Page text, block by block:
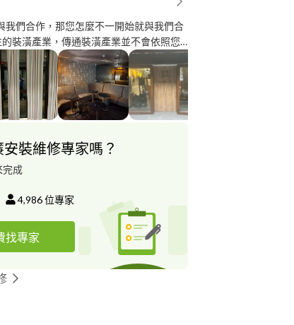
我們合作，那您怎麼不一開始就與我們合
給您更好的選擇，我們依照您的居家風格
的建議，希望我們過往的經驗能在裝潢上
體驗。
裝維修專家嗎？
完成
4,986位專家
找專家